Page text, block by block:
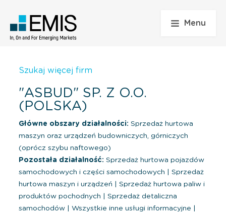
Menu
Szukaj więcej firm
"ASBUD" SP. Z O.O.
(POLSKA)
Główne obszary działalności: Sprzedaż hurtowa
maszyn oraz urządzeń budowniczych, górniczych
(oprócz szybu naftowego)
Pozostała działalność: Sprzedaż hurtowa pojazdów
samochodowych i części samochodowych
Sprzedaż
hurtowa maszyn i urządzeń
Sprzedaż hurtowa paliw i
produktów pochodnych
Sprzedaż detaliczna
samochodów
Wszystkie inne usługi informacyjne